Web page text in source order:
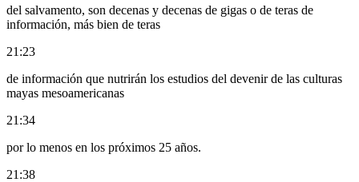
del salvamento, son decenas y decenas de gigas o de teras de
información, más bien de teras
21:23
de información que nutrirán los estudios del devenir de las culturas
mayas mesoamericanas
21:34
por lo menos en los próximos 25 años.
21:38